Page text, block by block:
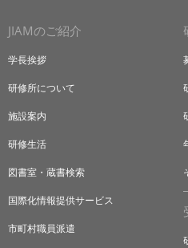
JIAMのご紹介
学長挨拶
研修所について
施設案内
研修生活
図書室・蔵書検索
国際化情報提供サービス
市町村職員派遣